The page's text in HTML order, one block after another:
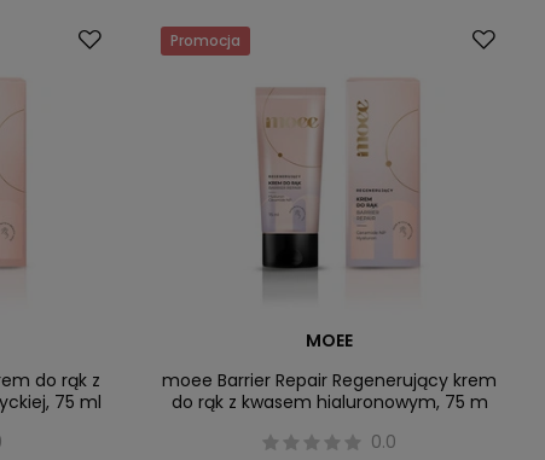
do rąk z
75 ml
Promocja
MOEE
moee Barrier Repair Regenerujący krem
do rąk z kwasem hialuronowym, 75 m
0.0